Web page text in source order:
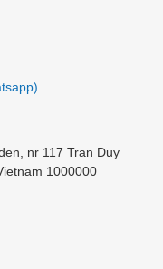
nr 117 Tran Duy
1000000